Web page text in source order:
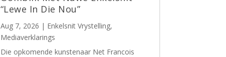
“Lewe In Die Nou”
Aug 7, 2026 | Enkelsnit Vrystelling,
Mediaverklarings
Die opkomende kunstenaar Net Francois